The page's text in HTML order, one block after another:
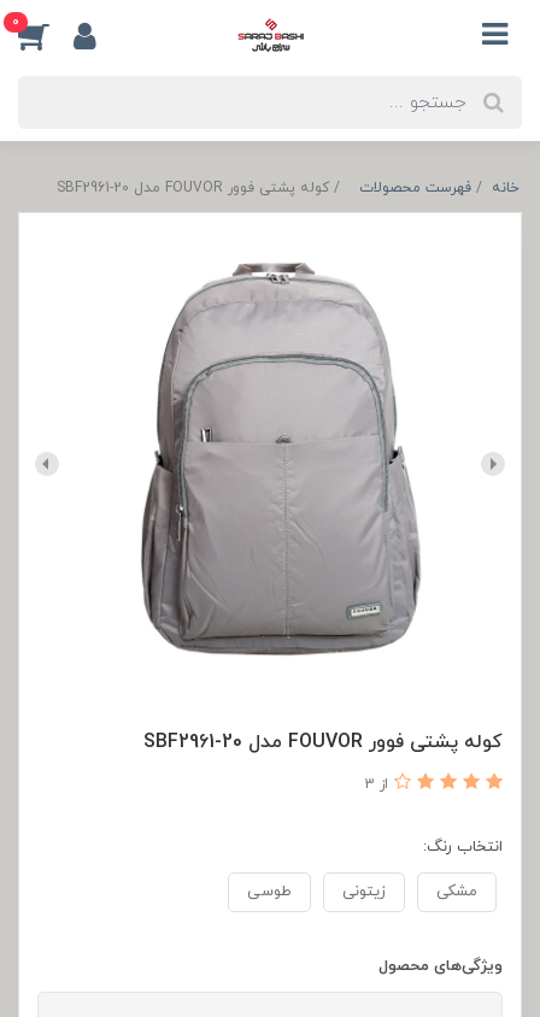
0
خانه فهرست محصولات کوله پشتی فوور FOUVOR مدل SBF2961-20
کوله پشتی فوور FOUVOR مدل SBF2961-20
از 3
انتخاب رنگ:
مشکی زیتونی طوسی
ویژگی‌های محصول